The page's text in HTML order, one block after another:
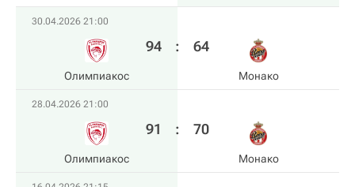
30.04.2026 21:00
Олимпиакос
94 : 64
Монако
28.04.2026 21:00
Олимпиакос
91 : 70
Монако